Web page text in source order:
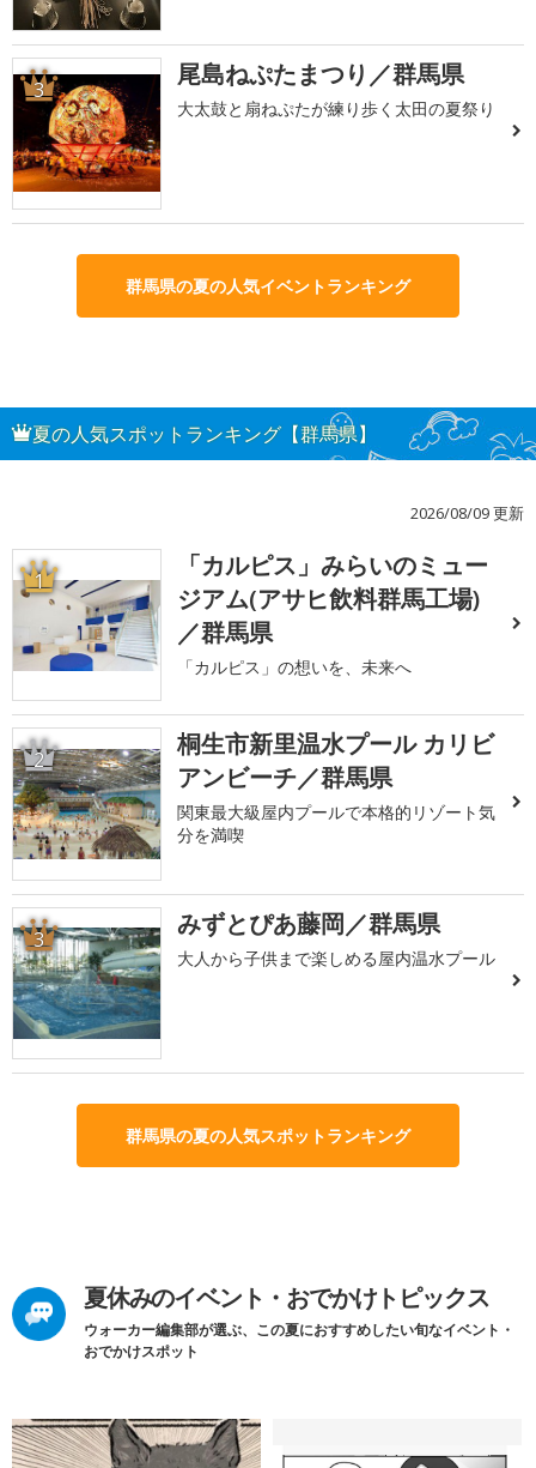
3 尾島ねぷたまつり／群馬県
大太鼓と扇ねぷたが練り歩く太田の夏祭り
群馬県の夏の人気イベントランキング
夏の人気スポットランキング【群馬県】
2026/08/09 更新
1
「カルピス」みらいのミュー
ジアム(アサヒ飲料群馬工場)
／群馬県
「カルピス」の想いを、未来へ
2
桐生市新里温水プール カリビ
アンビーチ／群馬県
関東最大級屋内プールで本格的リゾート気
分を満喫
3 みずとぴあ藤岡／群馬県
大人から子供まで楽しめる屋内温水プール
群馬県の夏の人気スポットランキング
夏休みのイベント・おでかけトピックス
ウォーカー編集部が選ぶ、この夏におすすめしたい旬なイベント・
おでかけスポット